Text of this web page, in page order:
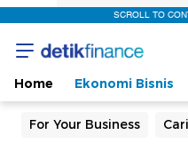
SCROLL TO
Home Ekonomi Bisnis
For Your Business